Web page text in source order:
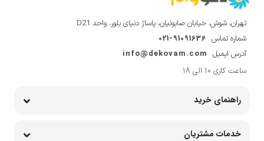
تهران، شوش، خیابان صابونیان، پاساژ دنیای بلور، واحد D21
شماره تماس 021-91091636
آدرس ایمیل info@dekovam.com
ساعت کاری 10 الی 18
راهنمای خرید
خدمات مشتریان